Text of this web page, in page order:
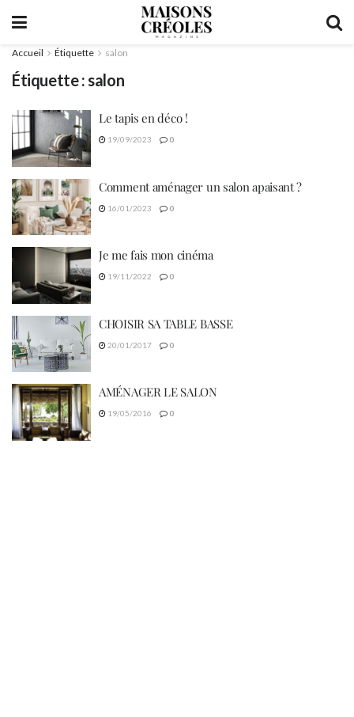
Accueil Étiquette salon
Étiquette :salon
Le tapis en déco !
19/09/2023 0
Comment aménager un salon apaisant ?
16/01/2023 0
Je me fais mon cinéma
19/11/2022 0
CHOISIR SA TABLE BASSE
20/01/2017 0
AMÉNAGER LE SALON
19/05/2016 0